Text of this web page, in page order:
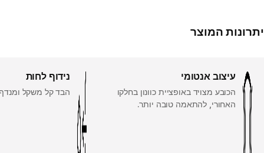
יתרונות המוצר
עיצוב אנטומי
הכובע מצויד באופציית כוונון בחלקו
האחורי, להתאמה טובה יותר.
נידוף לחות
הבד קל משקל